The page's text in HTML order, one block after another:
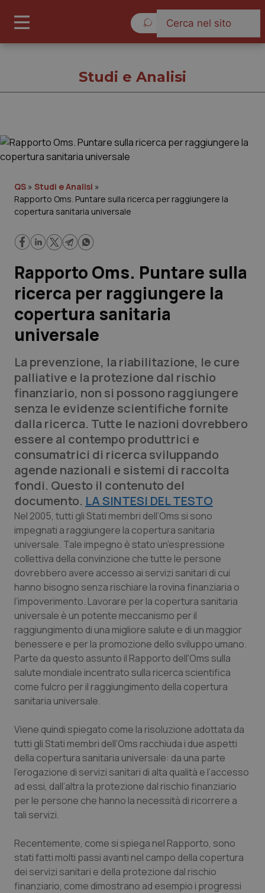
Governo e Parlamento
Regioni e Asl
Lavoro e Professioni
Scienza e Farmaci
Studi e Analisi
Lettere al direttore
Edizioni Regionali
QS Pro
Professionisti Sanitari.AI
Abruzzo
Basilicata
Calabria
Campania
Emilia-Romagna
Friuli Venezia Giulia
Lazio
Liguria
Lombardia
Marche
Molise
Piemonte
Provincia Autonoma di Bolzano
Provincia Autonoma di Trento
QS Pro Gold
Artrite & artrosi
Asma & BPCO
Car-T
Colesterolo & coronaropatie
Dermatite Atopica
Diabete & glucometri
Disturbi dell’umore
Dolore
Donna & Salute
Epatiti
HIV
Infezioni & Febbre
Ipertensione & Scompenso
QS Club Newsletter
Studi e Analisi
QS » Studi e Analisi »
Rapporto Oms. Puntare sulla ricerca per raggiungere la
copertura sanitaria universale
Rapporto Oms. Puntare sulla
ricerca per raggiungere la
copertura sanitaria
universale
La prevenzione, la riabilitazione, le cure
palliative e la protezione dal rischio
finanziario, non si possono raggiungere
senza le evidenze scientifiche fornite
dalla ricerca. Tutte le nazioni dovrebbero
essere al contempo produttrici e
consumatrici di ricerca sviluppando
agende nazionali e sistemi di raccolta
fondi. Questo il contenuto del
documento. LA SINTESI DEL TESTO
Nel 2005, tutti gli Stati membri dell’Oms si sono
impegnati a raggiungere la copertura sanitaria
universale. Tale impegno è stato un’espressione
collettiva della convinzione che tutte le persone
dovrebbero avere accesso ai servizi sanitari di cui
hanno bisogno senza rischiare la rovina finanziaria o
l’impoverimento. Lavorare per la copertura sanitaria
universale è un potente meccanismo per il
raggiungimento di una migliore salute e di un maggior
benessere e per la promozione dello sviluppo umano.
Parte da questo assunto il Rapporto dell'Oms sulla
salute mondiale incentrato sulla ricerca scientifica
come fulcro per il raggiungimento della copertura
sanitaria universale.
Viene quindi spiegato come la risoluzione adottata da
tutti gli Stati membri dell’Oms racchiuda i due aspetti
della copertura sanitaria universale: da una parte
l’erogazione di servizi sanitari di alta qualità e l’accesso
ad essi, dall’altra la protezione dal rischio finanziario
per le persone che hanno la necessità di ricorrere a
tali servizi.
Recentemente, come si spiega nel Rapporto, sono
stati fatti molti passi avanti nel campo della copertura
dei servizi sanitari e della protezione dal rischio
finanziario, come dimostrano ad esempio i progressi